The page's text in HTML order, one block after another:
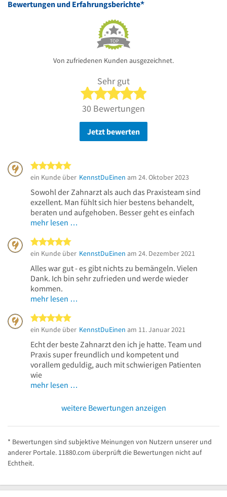
Bewertungen und Erfahrungsberichte*
TOP
Von zufriedenen Kunden ausgezeichnet.
Sehr gut
5 von 5 Sternen
30 Bewertungen
Jetzt bewerten
ein Kunde über KennstDuEinen am 24. Oktober 2023
Sowohl der Zahnarzt als auch das Praxisteam sind
exzellent. Man fühlt sich hier bestens behandelt,
beraten und aufgehoben. Besser geht es einfach
mehr lesen …
ein Kunde über KennstDuEinen am 24. Dezember 2021
Alles war gut - es gibt nichts zu bemängeln. Vielen
Dank. Ich bin sehr zufrieden und werde wieder
kommen.
mehr lesen …
ein Kunde über KennstDuEinen am 11. Januar 2021
Echt der beste Zahnarzt den ich je hatte. Team und
Praxis super freundlich und kompetent und
vorallem geduldig, auch mit schwierigen Patienten
wie
mehr lesen …
weitere Bewertungen anzeigen
* Bewertungen sind subjektive Meinungen von Nutzern unserer und
anderer Portale. 11880.com überprüft die Bewertungen nicht auf
Echtheit.